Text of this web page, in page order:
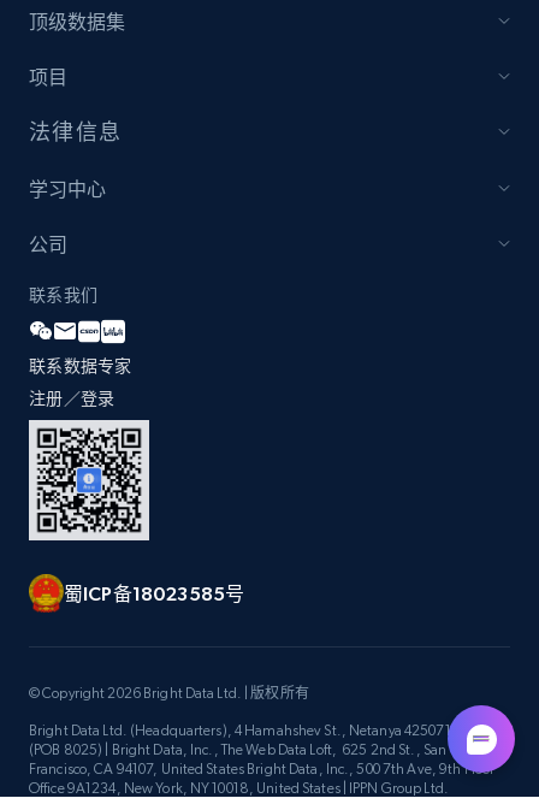
price, Currency, Availability, Reviews count, and
more.
products by specific category URL
Title, Seller name, Brand, Description, Initial
price, Currency, Availability, Reviews count, and
more.
2.1K+
Amazon products global dataset -
Title, Seller name, Brand, Description, Initial
more.
顶级数据集
项目
法律信息
学习中心
公司
联系我们
联系数据专家
注册／登录
蜀ICP备18023585号
© Copyright 2026 Bright Data Ltd. | 版权所有
Bright Data Ltd. (Headquarters), 4 Hamahshev St., Netanya 4250714, Israel
(POB 8025) | Bright Data, Inc., The Web Data Loft, 625 2nd St., San
Francisco, CA 94107, United States Bright Data, Inc., 500 7th Ave, 9th Floor
Office 9A1234, New York, NY 10018, United States | IPPN Group Ltd.